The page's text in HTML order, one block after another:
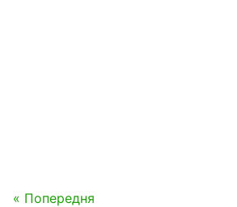
« Попередня